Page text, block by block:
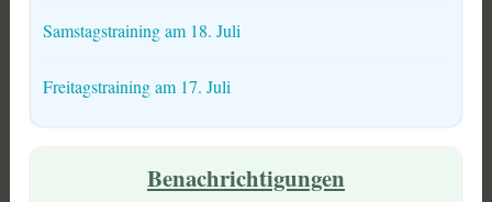
Samstagstraining am 18. Juli
Freitagstraining am 17. Juli
Benachrichtigungen